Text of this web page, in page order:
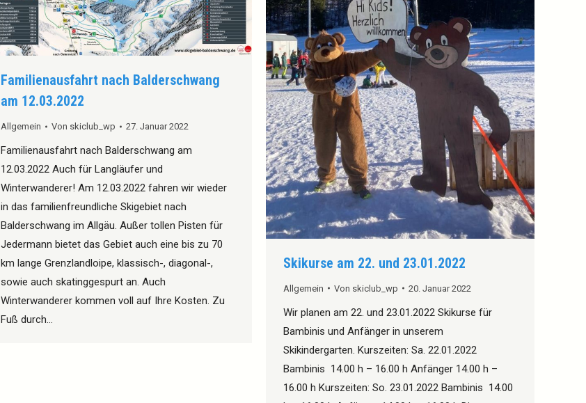
Familienausfahrt nach Balderschwang
am 12.03.2022
Allgemein Von skiclub_wp 27. Januar 2022
Familienausfahrt nach Balderschwang am
12.03.2022 Auch für Langläufer und
Winterwanderer! Am 12.03.2022 fahren wir wieder
in das familienfreundliche Skigebiet nach
Balderschwang im Allgäu. Außer tollen Pisten für
Jedermann bietet das Gebiet auch eine bis zu 70
km lange Grenzlandloipe, klassisch-, diagonal-,
sowie auch skatinggespurt an. Auch
Winterwanderer kommen voll auf Ihre Kosten. Zu
Fuß durch…
Skikurse am 22. und 23.01.2022
Allgemein Von skiclub_wp 20. Januar 2022
Wir planen am 22. und 23.01.2022 Skikurse für
Bambinis und Anfänger in unserem
Skikindergarten. Kurszeiten: Sa. 22.01.2022
Bambinis 14.00 h – 16.00 h Anfänger 14.00 h –
16.00 h Kurszeiten: So. 23.01.2022 Bambinis 14.00